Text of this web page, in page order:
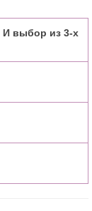
И выбор из 3-х